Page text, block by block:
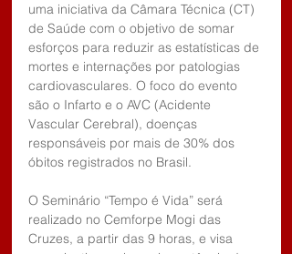
uma iniciativa da Câmara Técnica (CT)
de Saúde com o objetivo de somar
esforços para reduzir as estatísticas de
mortes e internações por patologias
cardiovasculares. O foco do evento
são o Infarto e o AVC (Acidente
Vascular Cerebral), doenças
responsáveis por mais de 30% dos
óbitos registrados no Brasil.
O Seminário “Tempo é Vida” será
realizado no Cemforpe Mogi das
Cruzes, a partir das 9 horas, e visa